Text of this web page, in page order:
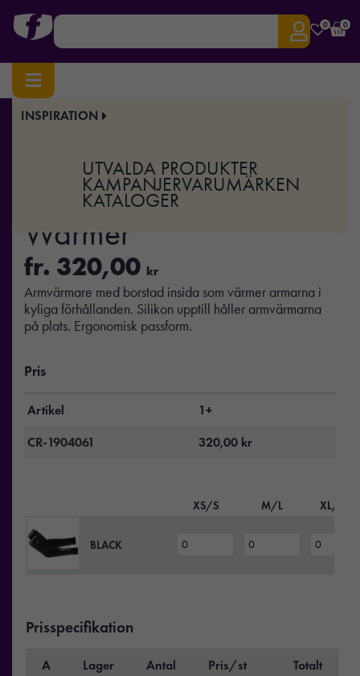
0 0
INSPIRATION
UTVALDA PRODUKTER
KAMPANJERVARUMÄRKEN
KATALOGER
Hem/Sport & Träning / CORE Subz Arm Warmer
CORE Subz Arm
Warmer
fr. 320,00 kr
Armvärmare med borstad insida som värmer armarna i
kyliga förhållanden. Silikon upptill håller armvärmarna
på plats. Ergonomisk passform.
Pris
Artikel
1+
CR-1904061
320,00 kr
XS/S M/L XL/XXL
BLACK
Prisspecifikation
A
Lager Antal Pris/st Totalt